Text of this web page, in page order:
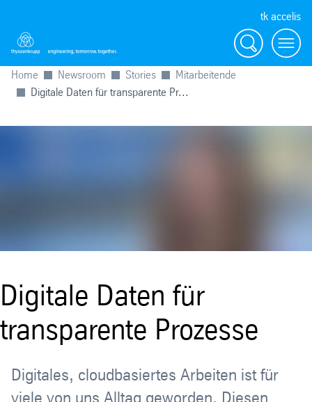
tk accelis
Suche
Menü
Home Newsroom Stories
Mitarbeitende
Digitale Daten für transparente Pr...
Digitale Daten für
transparente Prozesse
Digitales, cloudbasiertes Arbeiten ist für
viele von uns Alltag geworden. Diesen